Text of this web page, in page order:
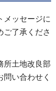
メッセージに
ご了承くださ
所土地改良部
い合わせく